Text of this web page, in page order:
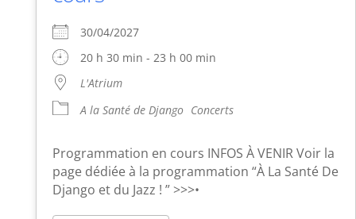
30/04/2027
20 h 30 min - 23 h 00 min
L'Atrium
A la Santé de Django Concerts
Programmation en cours INFOS À VENIR Voir la
page dédiée à la programmation “À La Santé De
Django et du Jazz ! ” >>>•